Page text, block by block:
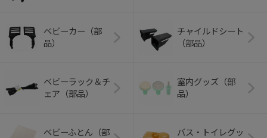
ベビーカー（部
品）
チャイルドシート
（部品）
ベビーラック＆チ
ェア（部品）
室内グッズ（部
品）
ベビーふとん（部
バス・トイレグッ